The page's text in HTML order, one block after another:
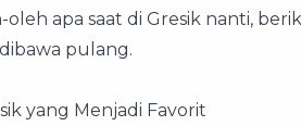
apa saat di Gresik nanti,
pulang.
yang Menjadi Favorit